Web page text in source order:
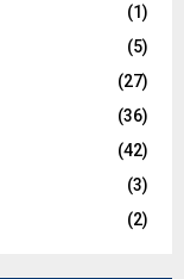
(1)
(5)
(27)
(36)
(42)
(3)
(2)